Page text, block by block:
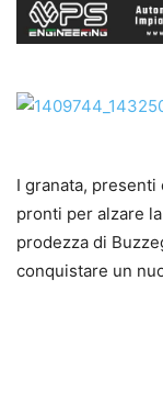
I granata, presenti
pronti per alzare
prodezza di
conquistare un